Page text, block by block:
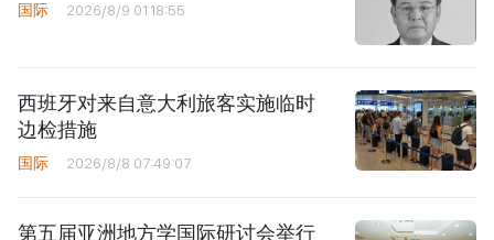
国际 2026/8/9 01:18:55
西班牙对来自意大利旅客实施临时
边检措施
国际 2026/8/8 07:49:07
第五届亚洲地方学国际研讨会举行